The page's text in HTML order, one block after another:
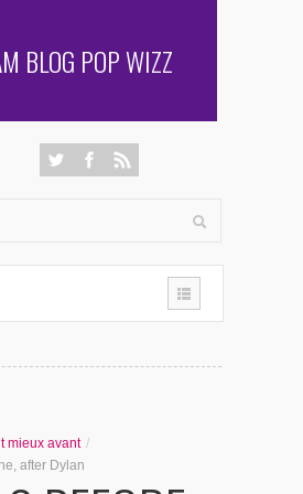
BLOG POP WIZZ
AVENTURES
mieux avant /
after Dylan